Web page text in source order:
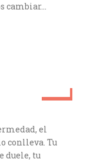
cambiar…
el
conlleva. Tu
duele, tu